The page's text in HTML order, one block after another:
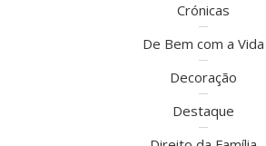
Crónicas
De Bem com a Vida
Decoração
Destaque